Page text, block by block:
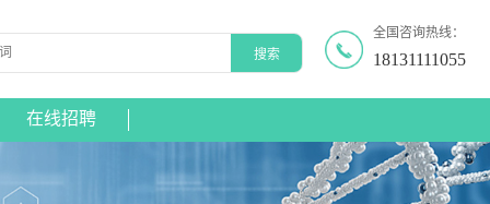
全国咨询热线：
18131111055
在线招聘